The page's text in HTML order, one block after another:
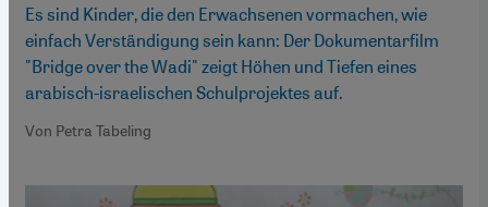
Es sind Kinder, die den Erwachsenen vormachen, wie
einfach Verständigung sein kann: Der Dokumentarfilm
"Bridge over the Wadi" zeigt Höhen und Tiefen eines
arabisch-israelischen Schulprojektes auf.
Von Petra Tabeling